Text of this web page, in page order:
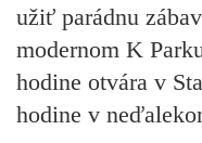
užiť parádnu
modernom K
hodine otvára v
hodine v